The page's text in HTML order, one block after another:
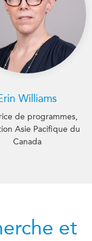
Williams
de programmes,
Asie Pacifique du
Canada
et